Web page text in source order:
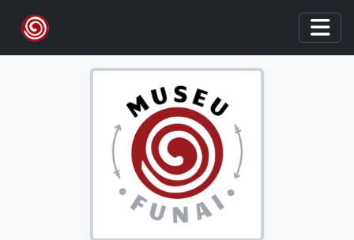
Skip to main content